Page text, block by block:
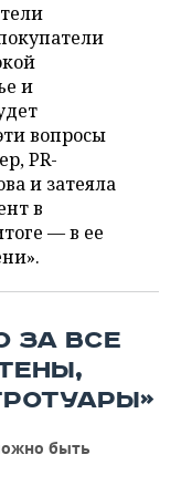
и
вопросы
PR-
и затеяла
в
— в ее
ЗА ВСЕ
быть